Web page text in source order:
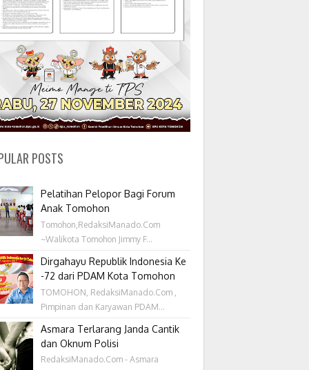
POSTS
Pelatihan Pelopor Bagi Forum
Anak Tomohon
Tomohon,RedaksiManado.Com
~Walikota Tomohon Jimmy F...
Dirgahayu Republik Indonesia Ke
-72 dari PDAM Kota Tomohon
TOMOHON, RedaksiManado.Com ,
Pimpinan dan Karyawan PDAM...
Asmara Terlarang Janda Cantik
dan Oknum Polisi
RedaksiManado.Com - Asmara